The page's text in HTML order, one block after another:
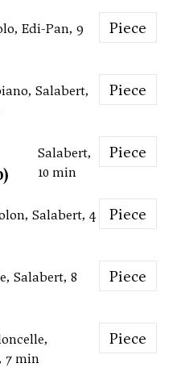
Edi-Pan, 9
Piece
Salabert,
Piece
Salabert,
10 min
Piece
Salabert, 4
Piece
Salabert, 8
Piece
7 min
Piece